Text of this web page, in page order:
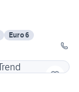
Euro 6